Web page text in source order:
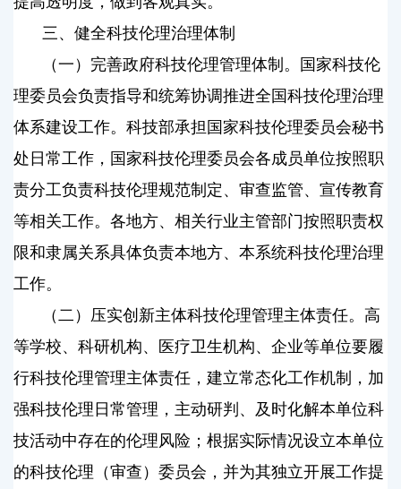
三、健全科技伦理治理体制
（一）完善政府科技伦理管理体制。国家科技伦
理委员会负责指导和统筹协调推进全国科技伦理治理
体系建设工作。科技部承担国家科技伦理委员会秘书
处日常工作，国家科技伦理委员会各成员单位按照职
责分工负责科技伦理规范制定、审查监管、宣传教育
等相关工作。各地方、相关行业主管部门按照职责权
限和隶属关系具体负责本地方、本系统科技伦理治理
工作。
（二）压实创新主体科技伦理管理主体责任。高
等学校、科研机构、医疗卫生机构、企业等单位要履
行科技伦理管理主体责任，建立常态化工作机制，加
强科技伦理日常管理，主动研判、及时化解本单位科
技活动中存在的伦理风险；根据实际情况设立本单位
的科技伦理（审查）委员会，并为其独立开展工作提